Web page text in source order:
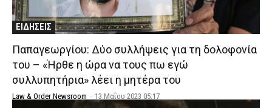
ΕΙΔΗΣΕΙΣ
Παπαγεωργίου: Δύο συλλήψεις για τη δολοφονία
του – «Ήρθε η ώρα να τους πω εγώ
συλλυπητήρια» λέει η μητέρα του
Law & Order Newsroom - 13 Μαΐου 2023 05:17